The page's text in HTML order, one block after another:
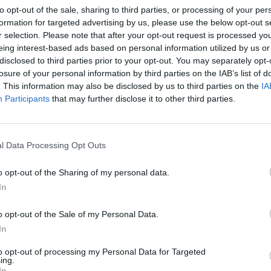
opt-out of the sale, sharing to third parties, or processing of your
for targeted advertising by us, please use the below opt-out
selection. Please note that after your opt-out request is processed
interest-based ads based on personal information utilized by us
to third parties prior to your opt-out. You may separately
of your personal information by third parties on the IAB’s list of
This information may also be disclosed by us to third parties on the
Participants that may further disclose it to other third parties.
Data Processing Opt Outs
opt-out of the Sharing of my personal data.
opt-out of the Sale of my Personal Data.
opt-out of processing my Personal Data for Targeted
jatkoajan tauolla nähtiin jotain hyvin
keskeltä lohduttomasti kyynelehtineen
paikkaa, kun hän meni ampumaan rankkaria ottelun
aavisti oikein ja torjui vedon. Ennen tätä Ronaldo
verkon perille ja se tärkeän paikan missaaminen
murtui aivan totaalisesti. Monet joukkuetoverit
oikeastaan menikin koko Portugalin joukkueen
jatkoi tunnekuohusta huolimatta pelaamista. Lopulta
ensimmäisenä estradille. Tällä kertaa pallo